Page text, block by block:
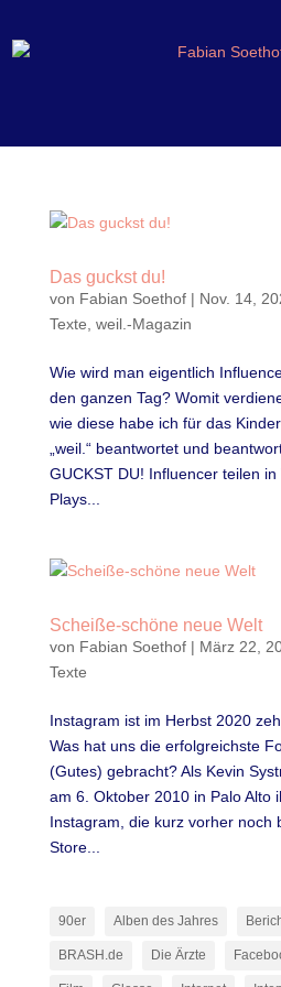
Das guckst du!
von Fabian Soethof| Nov. 14,
Texte weil.-Magazin
Wie wird man eigentlich
den ganzen Tag? Womit
wie diese habe ich für das
„weil.“ beantwortet und
GUCKST DU! Influencer teilen in
Plays...
Scheiße-schöne neue Welt
von Fabian Soethof| März 22,
Texte
Instagram ist im Herbst 2020
Was hat uns die erfolgreichste
(Gutes) gebracht? Als Kevin
am 6. Oktober 2010 in Palo Alto
Instagram, die kurz vorher
Store...
90er Alben des Jahres
BRASH.de Die Ärzte